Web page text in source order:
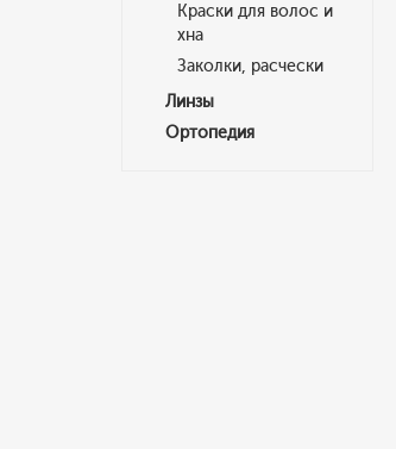
Краски для волос и
хна
Заколки, расчески
Линзы
Ортопедия